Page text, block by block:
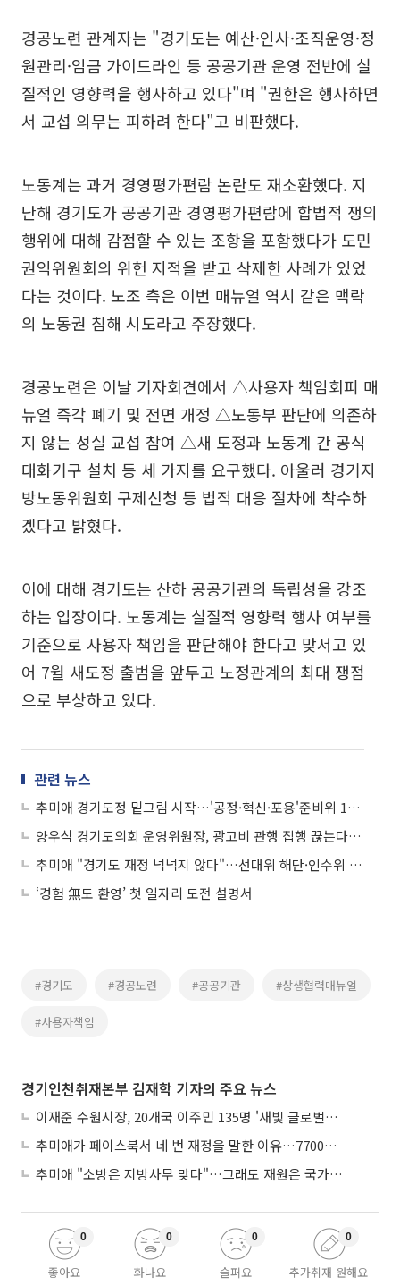
경공노련 관계자는 "경기도는 예산·인사·조직운영·정
원관리·임금 가이드라인 등 공공기관 운영 전반에 실
질적인 영향력을 행사하고 있다"며 "권한은 행사하면
서 교섭 의무는 피하려 한다"고 비판했다.
노동계는 과거 경영평가편람 논란도 재소환했다. 지
난해 경기도가 공공기관 경영평가편람에 합법적 쟁의
행위에 대해 감점할 수 있는 조항을 포함했다가 도민
권익위원회의 위헌 지적을 받고 삭제한 사례가 있었
다는 것이다. 노조 측은 이번 매뉴얼 역시 같은 맥락
의 노동권 침해 시도라고 주장했다.
경공노련은 이날 기자회견에서 △사용자 책임회피 매
뉴얼 즉각 폐기 및 전면 개정 △노동부 판단에 의존하
지 않는 성실 교섭 참여 △새 도정과 노동계 간 공식
대화기구 설치 등 세 가지를 요구했다. 아울러 경기지
방노동위원회 구제신청 등 법적 대응 절차에 착수하
겠다고 밝혔다.
이에 대해 경기도는 산하 공공기관의 독립성을 강조
하는 입장이다. 노동계는 실질적 영향력 행사 여부를
기준으로 사용자 책임을 판단해야 한다고 맞서고 있
어 7월 새도정 출범을 앞두고 노정관계의 최대 쟁점
으로 부상하고 있다.
관련 뉴스
추미애 경기도정 밑그림 시작…'공정·혁신·포용'준비위 15일 공식 출범
양우식 경기도의회 운영위원장, 광고비 관행 집행 끊는다…지역언론 지원조례 대표발의
추미애 "경기도 재정 넉넉지 않다"…선대위 해단·인수위 10일 출범
‘경험 無도 환영’ 첫 일자리 도전 설명서
#경기도 #경공노련 #공공기관 #상생협력매뉴얼
#사용자책임
경기인천취재본부 김재학 기자의 주요 뉴스
이재준 수원시장, 20개국 이주민 135명 '새빛 글로벌프렌즈' 위촉
추미애가 페이스북서 네 번 재정을 말한 이유…7700억 추경 열쇠는 도의회에
추미애 "소방은 지방사무 맞다"…그래도 재원은 국가가 나눠야
좋아요
0
화나요
0
슬퍼요
0
추가취재 원해요
0